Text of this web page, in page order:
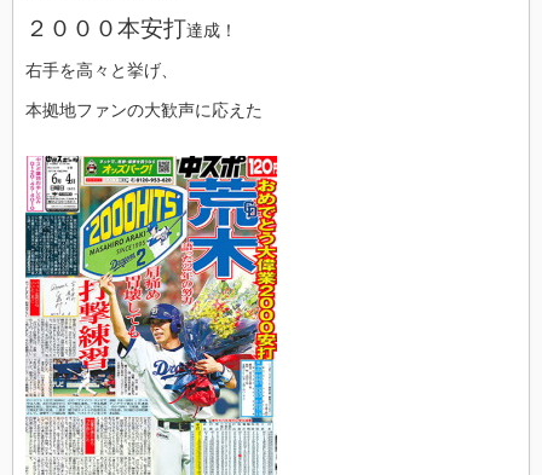
２０００本安打達成！
右手を高々と挙げ、
本拠地ファンの大歓声に応えた